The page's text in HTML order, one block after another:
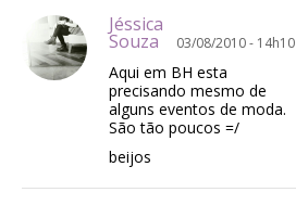
Jéssica
Souza 03/08/2010 - 14h10
Aqui em BH esta
precisando mesmo de
alguns eventos de moda.
São tão poucos =/
beijos